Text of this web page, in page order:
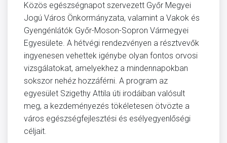
Közös egészségnapot szervezett Győr Megyei
Jogú Város Önkormányzata, valamint a Vakok és
Gyengénlátók Győr-Moson-Sopron Vármegyei
Egyesülete. A hétvégi rendezvényen a résztvevők
ingyenesen vehettek igénybe olyan fontos orvosi
vizsgálatokat, amelyekhez a mindennapokban
sokszor nehéz hozzáférni. A program az
egyesület Szigethy Attila úti irodáiban valósult
meg, a kezdeményezés tökéletesen ötvözte a
város egészségfejlesztési és esélyegyenlőségi
céljait.